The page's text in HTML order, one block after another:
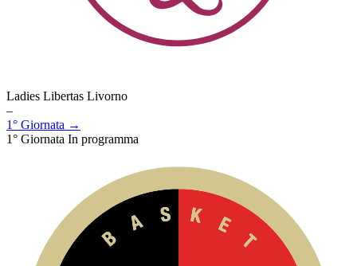
Ladies Libertas Livorno
–
1° Giornata →
1° Giornata In programma